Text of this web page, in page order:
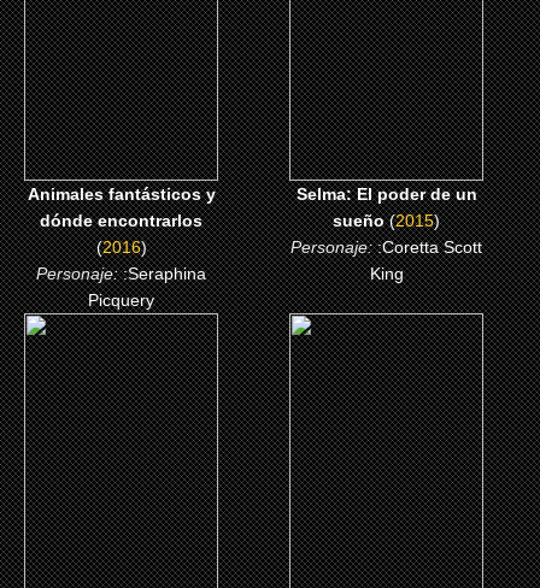
CLICK ME
Animales fantásticos y
dónde encontrarlos
(2016)
Personaje::Seraphina
Picquery
CLICK ME
Selma: El poder de un
sueño(2015)
Personaje::Coretta Scott
King
(2005)
Lackawanna Blues
CLICK ME
(2001)
Boycott
CLICK ME